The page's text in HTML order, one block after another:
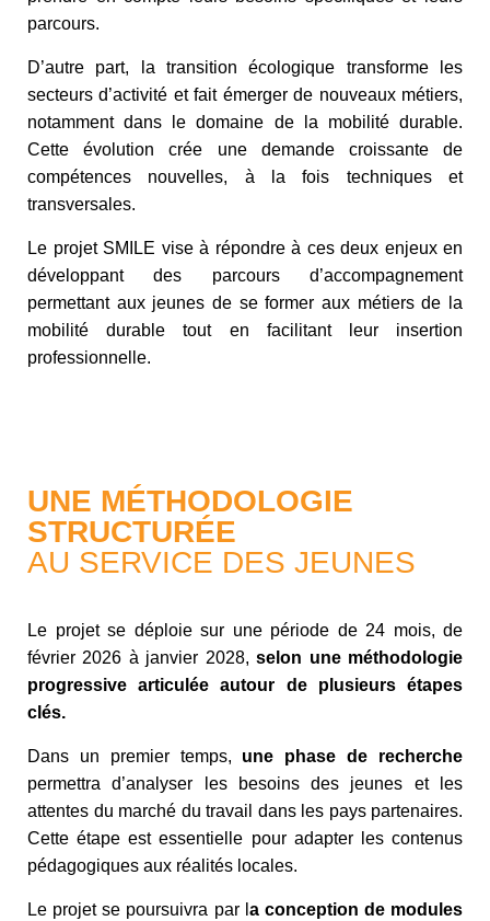
parcours.
D’autre part, la transition écologique transforme les
secteurs d’activité et fait émerger de nouveaux métiers,
notamment dans le domaine de la mobilité durable.
Cette évolution crée une demande croissante de
compétences nouvelles, à la fois techniques et
transversales.
Le projet SMILE vise à répondre à ces deux enjeux en
développant des parcours d’accompagnement
permettant aux jeunes de se former aux métiers de la
mobilité durable tout en facilitant leur insertion
professionnelle.
UNE MÉTHODOLOGIE
STRUCTURÉE
AU SERVICE DES JEUNES
Le projet se déploie sur une période de 24 mois, de
février 2026 à janvier 2028,selon une méthodologie
progressive articulée autour de plusieurs étapes
clés.
Dans un premier temps, une phase de recherche
permettra d’analyser les besoins des jeunes et les
attentes du marché du travail dans les pays partenaires.
Cette étape est essentielle pour adapter les contenus
pédagogiques aux réalités locales.
Le projet se poursuivra par l a conception de modules